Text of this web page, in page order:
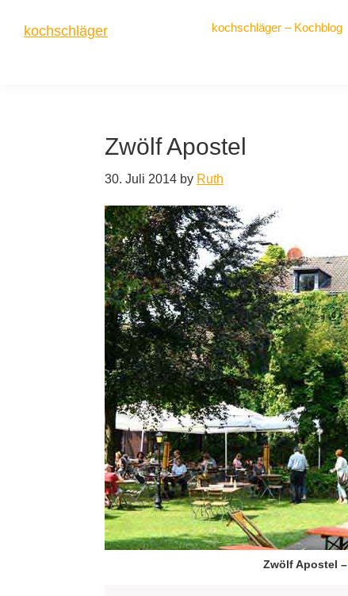
Hauptnavigation
Inhalt
Seitenspalte
kochschläger kochschläger – Kochblog
Zwölf Apostel
30. Juli 2014 by Ruth
Zwölf Apostel –